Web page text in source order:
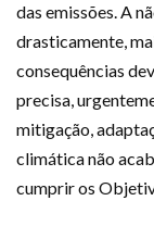
das emissões. A
drasticamente,
consequências
precisa,
mitigação,
climática não
cumprir os